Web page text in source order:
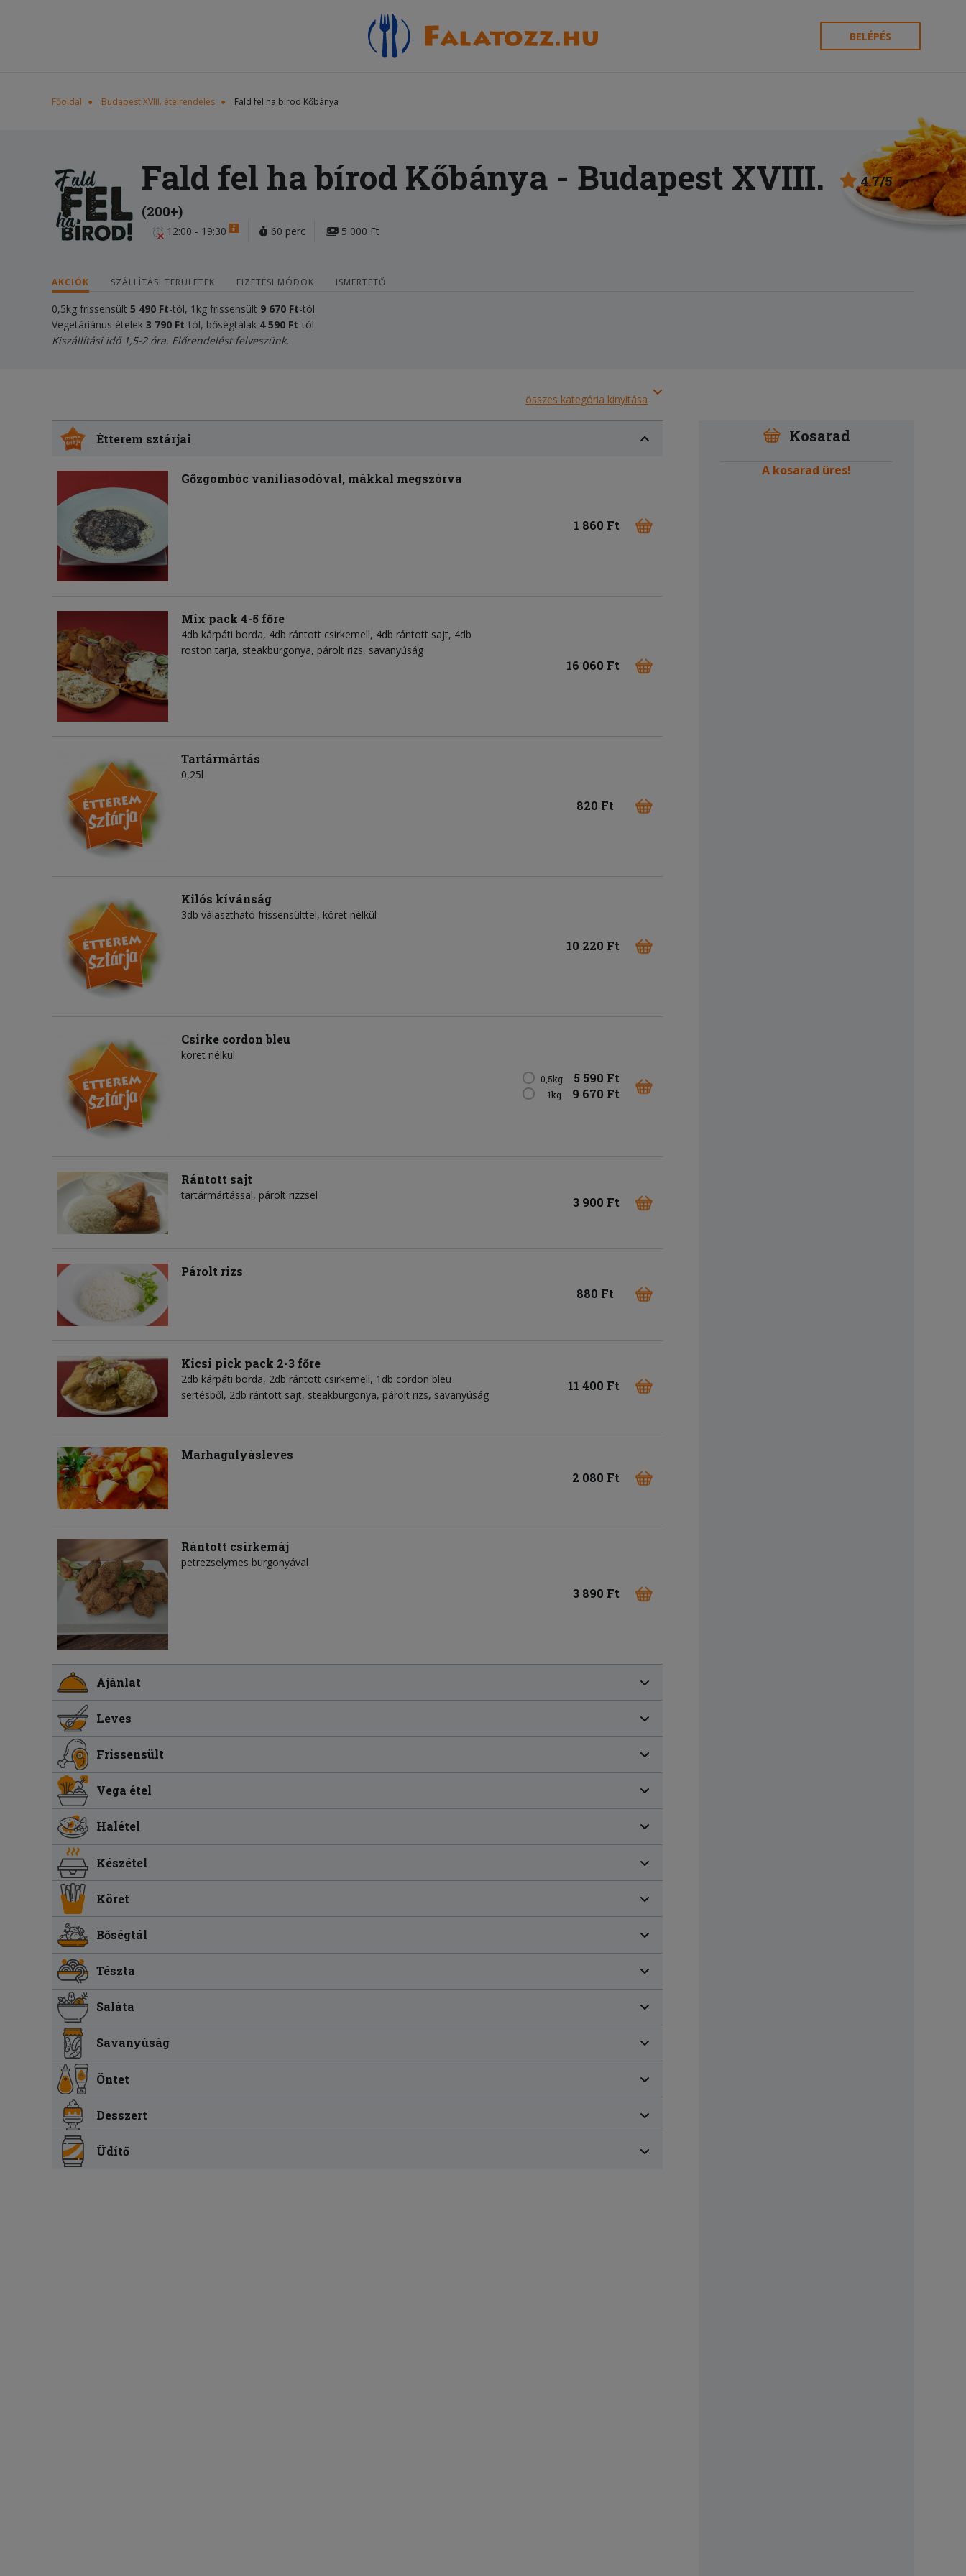
BELÉPÉS
Főoldal Budapest XVIII. ételrendelés Fald fel ha bírod Kőbánya
Fald fel ha bírod Kőbánya - Budapest XVIII.
4.7/5
(200+)
12:00 - 19:30 60 perc 5 000 Ft
AKCIÓK SZÁLLÍTÁSI TERÜLETEK FIZETÉSI MÓDOK ISMERTETŐ
0,5kg frissensült 5 490 Ft-tól, 1kg frissensült 9 670 Ft-tól
Vegetáriánus ételek 3 790 Ft-tól, bőségtálak 4 590 Ft-tól
Kiszállítási idő 1,5-2 óra. Előrendelést felveszünk.
összes kategória kinyitása
Étterem sztárjai
Gőzgombóc vaníliasodóval, mákkal megszórva
1 860 Ft
Mix pack 4-5 főre
4db kárpáti borda, 4db rántott csirkemell, 4db rántott sajt, 4db
roston tarja, steakburgonya, párolt rizs, savanyúság
16 060 Ft
Tartármártás
0,25l
820 Ft
Kilós kívánság
3db választható frissensülttel, köret nélkül
10 220 Ft
Csirke cordon bleu
köret nélkül
0,5kg 5 590 Ft
1kg 9 670 Ft
Rántott sajt
tartármártással, párolt rizzsel 3 900 Ft
Párolt rizs
880 Ft
Kicsi pick pack 2-3 főre
2db kárpáti borda, 2db rántott csirkemell, 1db cordon bleu
sertésből, 2db rántott sajt, steakburgonya, párolt rizs, savanyúság
11 400 Ft
Marhagulyásleves
2 080 Ft
Rántott csirkemáj
petrezselymes burgonyával
3 890 Ft
Ajánlat
Leves
Frissensült
Vega étel
Halétel
Készétel
Köret
Bőségtál
Tészta
Saláta
Savanyúság
Öntet
Desszert
Üdítő
Kosarad
A kosarad üres!